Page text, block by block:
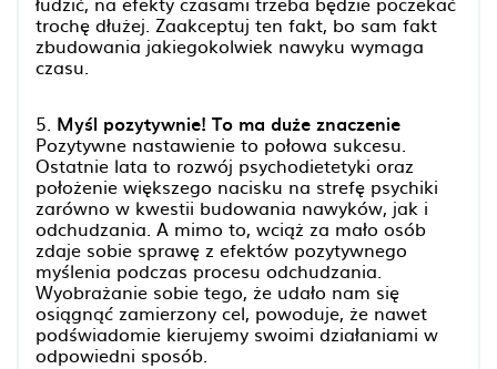
trochę dłużej. Zaakceptuj ten fakt, bo sam fakt
zbudowania jakiegokolwiek nawyku wymaga
czasu.
5. Myśl pozytywnie! To ma duże znaczenie
Pozytywne nastawienie to połowa sukcesu.
Ostatnie lata to rozwój psychodietetyki oraz
położenie większego nacisku na strefę psychiki
zarówno w kwestii budowania nawyków, jak i
odchudzania. A mimo to, wciąż za mało osób
zdaje sobie sprawę z efektów pozytywnego
myślenia podczas procesu odchudzania.
Wyobrażanie sobie tego, że udało nam się
osiągnąć zamierzony cel, powoduje, że nawet
podświadomie kierujemy swoimi działaniami w
odpowiedni sposób.